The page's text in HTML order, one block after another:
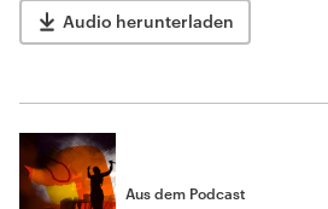
Audio herunterladen
Aus dem Podcast